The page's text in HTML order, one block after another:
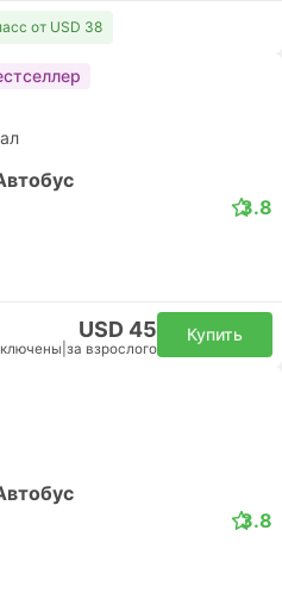
от USD 38
3.8
USD 45
за взрослого
Купить
3.8